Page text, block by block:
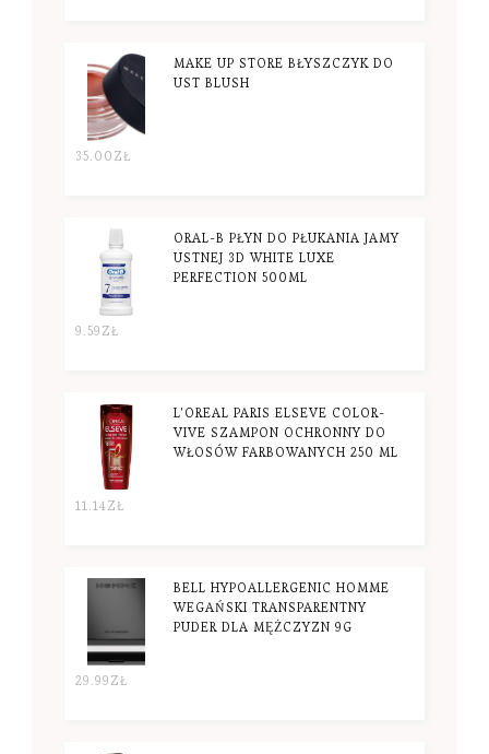
MAKE UP STORE BŁYSZCZYK DO
UST BLUSH
35.00 ZŁ
ORAL-B PŁYN DO PŁUKANIA JAMY
USTNEJ 3D WHITE LUXE
PERFECTION 500ML
9.59 ZŁ
L'OREAL PARIS ELSEVE COLOR-
VIVE SZAMPON OCHRONNY DO
WŁOSÓW FARBOWANYCH 250 ML
11.14 ZŁ
BELL HYPOALLERGENIC HOMME
WEGAŃSKI TRANSPARENTNY
PUDER DLA MĘŻCZYZN 9G
29.99 ZŁ